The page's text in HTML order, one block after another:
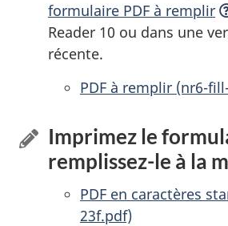
formulaire PDF à remplir
Reader 10 ou dans une
récente.
PDF à remplir (nr6-
Imprimez le
remplissez-le à la
PDF en caractères
23f.pdf)